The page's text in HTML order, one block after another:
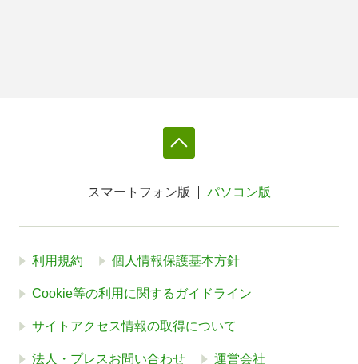
スマートフォン版 パソコン版
利用規約 個人情報保護基本方針
Cookie等の利用に関するガイドライン
サイトアクセス情報の取得について
法人・プレスお問い合わせ 運営会社